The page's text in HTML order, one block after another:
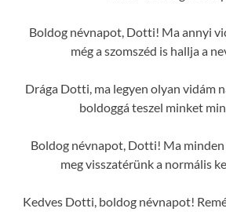
Boldog névnapot, Dotti! Ma annyi
még a szomszéd is hallja a
Drága Dotti, ma legyen olyan vidám
boldoggá teszel minket
Boldog névnapot, Dotti! Ma
meg visszatérünk a normális
Kedves Dotti, boldog névnapot!